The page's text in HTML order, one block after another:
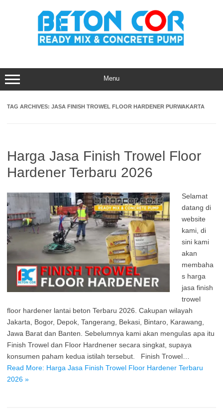
Menu
TAG ARCHIVES: JASA FINISH TROWEL FLOOR HARDENER PURWAKARTA
Harga Jasa Finish Trowel Floor
Hardener Terbaru 2026
Selamat
datang di
website
kami, di
sini kami
akan
membaha
s harga
jasa finish
trowel
floor hardener lantai beton Terbaru 2026. Cakupan wilayah
Jakarta, Bogor, Depok, Tangerang, Bekasi, Bintaro, Karawang,
Jawa Barat dan Banten. Sebelumnya kami akan mengulas apa itu
Finish Trowel dan Floor Hardnener secara singkat, supaya
konsumen paham kedua istilah tersebut. Finish Trowel…
Read More: Harga Jasa Finish Trowel Floor Hardener Terbaru
2026 »